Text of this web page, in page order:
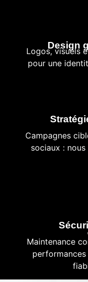
Design
Logos, visuels
pour une
Campagnes
sociaux :
Maintenance